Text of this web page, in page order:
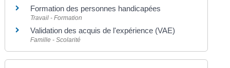
Formation des personnes handicapées
Travail - Formation
Validation des acquis de l'expérience (VAE)
Famille - Scolarité